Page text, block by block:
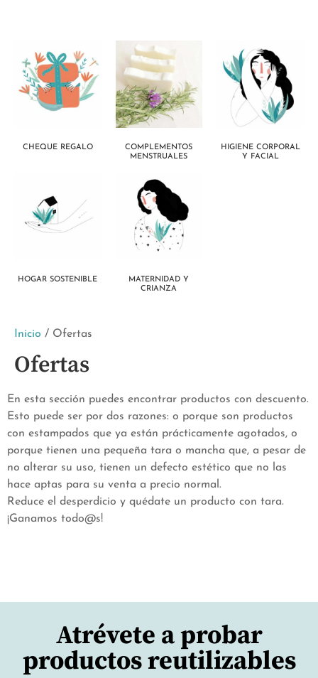
Inicio / Ofertas
Ofertas
CHEQUE REGALO
COMPLEMENTOS
MENSTRUALES
HIGIENE CORPORAL
Y FACIAL
HOGAR SOSTENIBLE
MATERNIDAD Y
CRIANZA
En esta sección puedes encontrar productos con descuento.
Esto puede ser por dos razones: o porque son productos
con estampados que ya están prácticamente agotados, o
porque tienen una pequeña tara o mancha que, a pesar de
no alterar su uso, tienen un defecto estético que no las
hace aptas para su venta a precio normal.
Reduce el desperdicio y quédate un producto con tara.
¡Ganamos todo@s!
Atrévete a probar
productos reutilizables